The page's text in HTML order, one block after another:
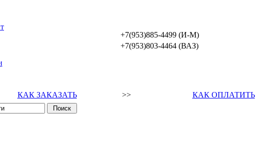
+7(953)885-4499 (И-М)
+7(953)803-4464 (ВАЗ)
КАК ЗАКАЗАТЬ >> КАК ОПЛАТИТЬ